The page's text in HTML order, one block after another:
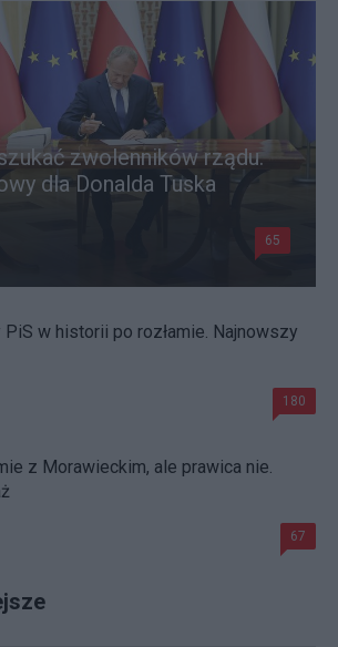
zwolenników rządu.
dla Donalda Tuska
65
PiS w historii po rozłamie. Najnowszy
180
z Morawieckim, ale prawica nie.
67